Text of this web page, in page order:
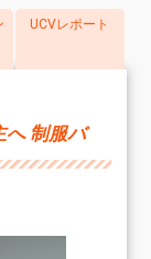
UCVレポート
制服バ